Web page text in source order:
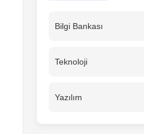
Bilgi Bankası
Teknoloji
Yazılım